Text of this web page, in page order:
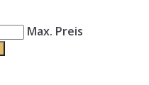
Max. Preis